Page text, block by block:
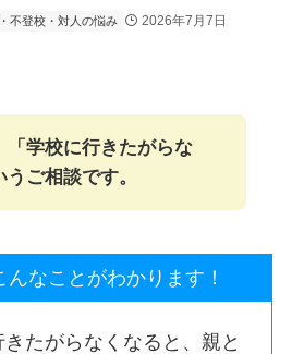
不登校・対人の悩み 2026年7月7日
「学校に行きたがらな
ご相談です。
んなことがわかります！
たがらなくなると、親と